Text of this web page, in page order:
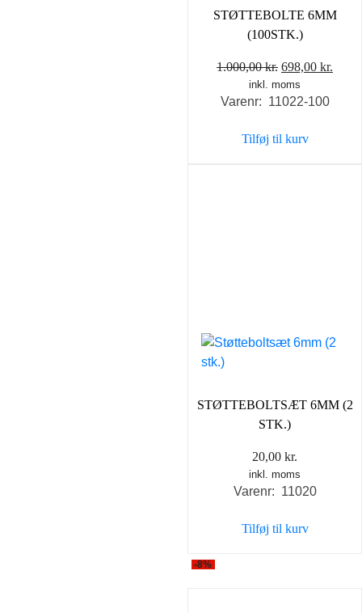
STØTTEBOLTE 6MM
(100STK.)
1.000,00kr. Den
oprindelige
pris
1.000,00 kr..
698,00 kr.
inkl. moms
Varenr: 11022-100
Tilføj til kurv
STØTTEBOLTSÆT 6MM (2
STK.)
20,00 kr.
inkl. moms
Varenr: 11020
Tilføj til kurv
-8%